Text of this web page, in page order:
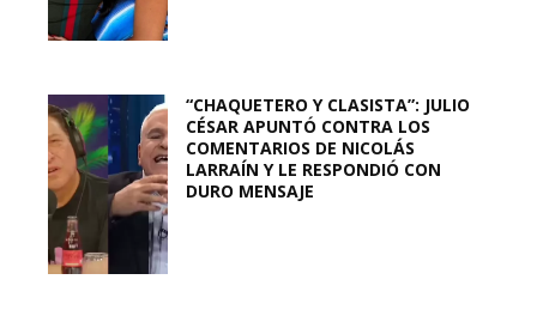
“CHAQUETERO Y CLASISTA”: JULIO
CÉSAR APUNTÓ CONTRA LOS
COMENTARIOS DE NICOLÁS
LARRAÍN Y LE RESPONDIÓ CON
DURO MENSAJE